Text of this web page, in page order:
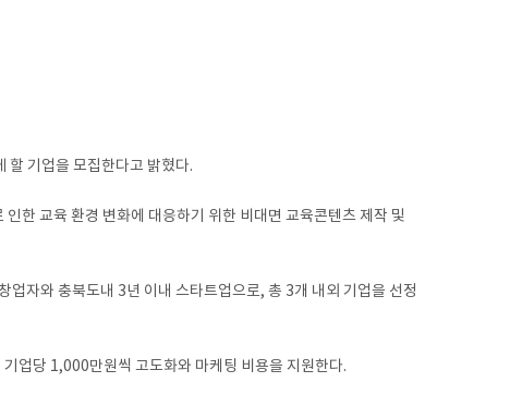
할 기업을 모집한다고 밝혔다.
한 교육 환경 변화에 대응하기 위한 비대면 교육콘텐츠 제작 및
자와 충북도내 3년 이내 스타트업으로, 총 3개 내외 기업을 선정
업당 1,000만원씩 고도화와 마케팅 비용을 지원한다.